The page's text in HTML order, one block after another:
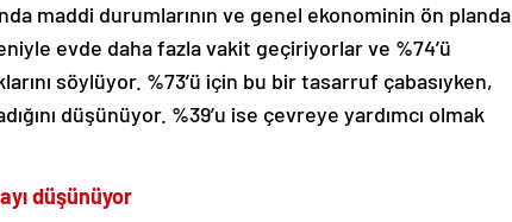
maddi durumlarının ve genel ekonominin ön planda
evde daha fazla vakit geçiriyorlar ve %74’ü
söylüyor. %73’ü için bu bir tasarruf çabasıyken,
düşünüyor. %39’u ise çevreye yardımcı olmak
düşünüyor